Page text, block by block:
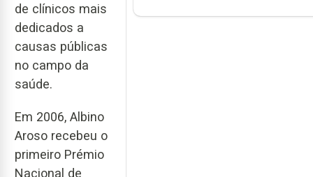
de clínicos mais
dedicados a
causas públicas
no campo da
saúde.
Em 2006, Albino
Aroso recebeu o
primeiro Prémio
Nacional de